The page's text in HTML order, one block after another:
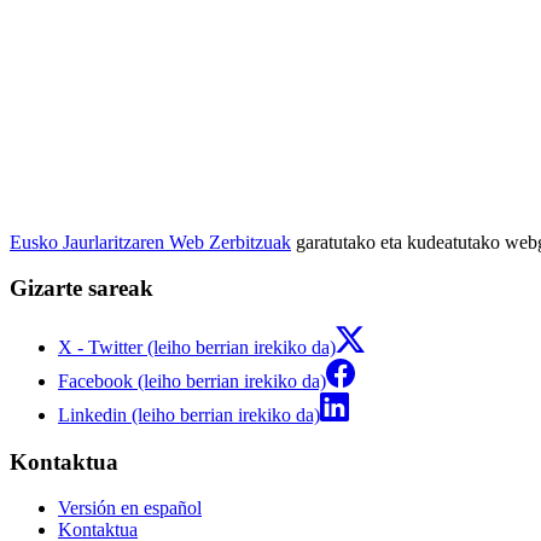
Eusko Jaurlaritzaren Web Zerbitzuak garatutako eta kudeatutako
Gizarte sareak
X - Twitter (leiho berrian irekiko da)
Facebook (leiho berrian irekiko da)
Linkedin (leiho berrian irekiko da)
Kontaktua
Versión en español
Kontaktua